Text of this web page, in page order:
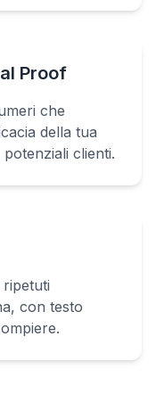
Proof
che
della tua
clienti.
con testo